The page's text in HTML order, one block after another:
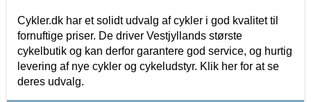
Cykler.dk har et solidt udvalg af cykler i god kvalitet til
fornuftige priser. De driver Vestjyllands største
cykelbutik og kan derfor garantere god service, og hurtig
levering af nye cykler og cykeludstyr. Klik her for at se
deres udvalg.